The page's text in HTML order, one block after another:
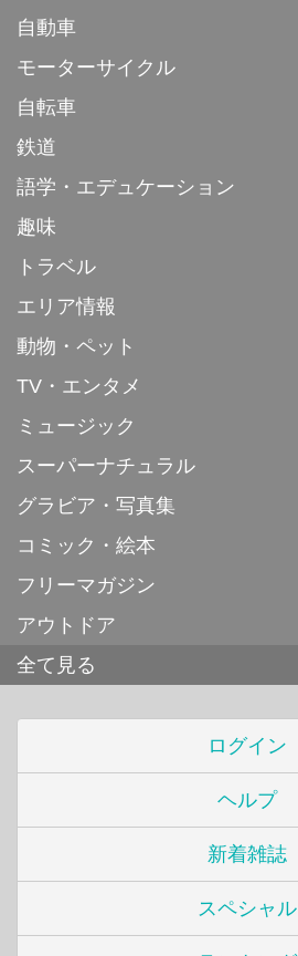
自動車
モーターサイクル
自転車
鉄道
語学・エデュケーション
趣味
トラベル
エリア情報
動物・ペット
TV・エンタメ
ミュージック
スーパーナチュラル
グラビア・写真集
コミック・絵本
フリーマガジン
アウトドア
全て見る
ログイン
ヘルプ
新着雑誌
スペシャル